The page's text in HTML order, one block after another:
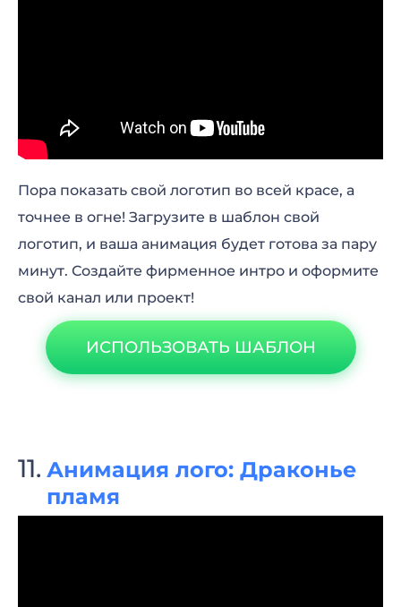
Пора показать свой логотип во всей красе, а
точнее в огне! Загрузите в шаблон свой
логотип, и ваша анимация будет готова за пару
минут. Создайте фирменное интро и оформите
свой канал или проект!
ИСПОЛЬЗОВАТЬ ШАБЛОН
Анимация лого: Драконье
пламя